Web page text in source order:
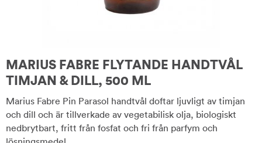
MARIUS FABRE FLYTANDE HANDTVÅL
TIMJAN & DILL, 500 ML
Marius Fabre Pin Parasol handtvål doftar ljuvligt av timjan
och dill och är tillverkade av vegetabilisk olja, biologiskt
nedbrytbart, fritt från fosfat och fri från parfym och